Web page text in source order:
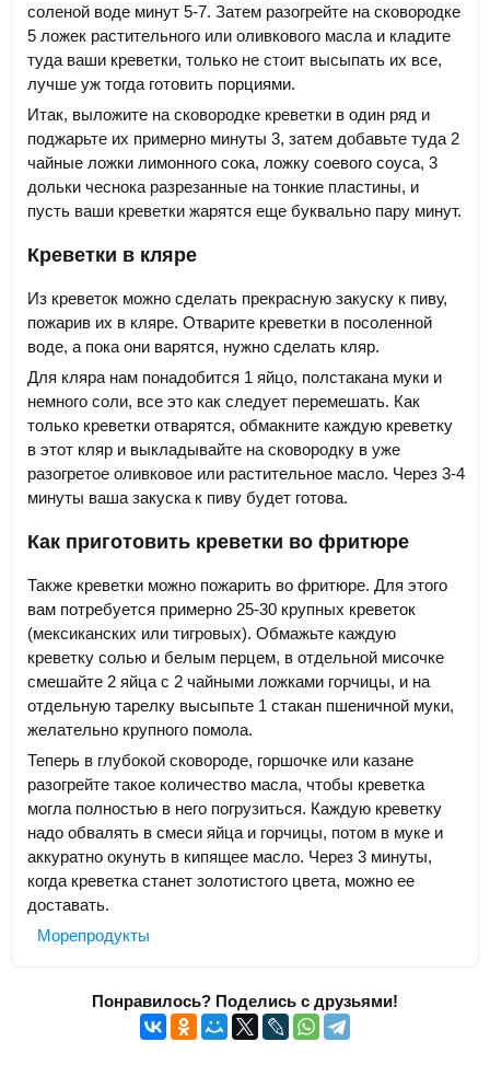
соленой воде минут 5-7. Затем разогрейте на сковородке
5 ложек растительного или оливкового масла и кладите
туда ваши креветки, только не стоит высыпать их все,
лучше уж тогда готовить порциями.
Итак, выложите на сковородке креветки в один ряд и
поджарьте их примерно минуты 3, затем добавьте туда 2
чайные ложки лимонного сока, ложку соевого соуса, 3
дольки чеснока разрезанные на тонкие пластины, и
пусть ваши креветки жарятся еще буквально пару минут.
Креветки в кляре
Из креветок можно сделать прекрасную закуску к пиву,
пожарив их в кляре. Отварите креветки в посоленной
воде, а пока они варятся, нужно сделать кляр.
Для кляра нам понадобится 1 яйцо, полстакана муки и
немного соли, все это как следует перемешать. Как
только креветки отварятся, обмакните каждую креветку
в этот кляр и выкладывайте на сковородку в уже
разогретое оливковое или растительное масло. Через 3-4
минуты ваша закуска к пиву будет готова.
Как приготовить креветки во фритюре
Также креветки можно пожарить во фритюре. Для этого
вам потребуется примерно 25-30 крупных креветок
(мексиканских или тигровых). Обмажьте каждую
креветку солью и белым перцем, в отдельной мисочке
смешайте 2 яйца с 2 чайными ложками горчицы, и на
отдельную тарелку высыпьте 1 стакан пшеничной муки,
желательно крупного помола.
Теперь в глубокой сковороде, горшочке или казане
разогрейте такое количество масла, чтобы креветка
могла полностью в него погрузиться. Каждую креветку
надо обвалять в смеси яйца и горчицы, потом в муке и
аккуратно окунуть в кипящее масло. Через 3 минуты,
когда креветка станет золотистого цвета, можно ее
доставать.
Морепродукты
Понравилось? Поделись с друзьями!